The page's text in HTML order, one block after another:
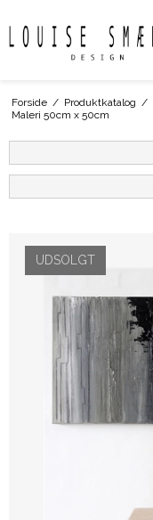
Forside / Produktkatalog /
Maleri 50cm x 50cm
UDSOLGT